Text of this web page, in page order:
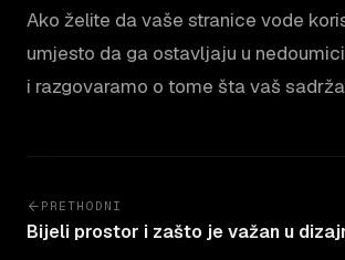
Ako želite da vaše stranice vode
umjesto da ga ostavljaju u
i razgovaramo o tome šta vaš
PRETHODNI
Bijeli prostor i zašto je važan u